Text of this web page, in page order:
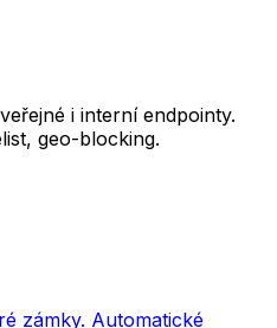
i interní endpointy.
geo-blocking.
zámky. Automatické